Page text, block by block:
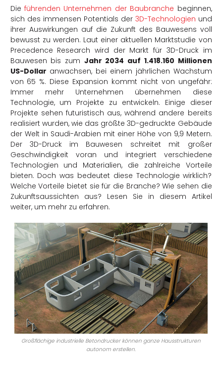
Die führenden Unternehmen der Baubranche beginnen,
sich des immensen Potentials der 3D-Technologien und
ihrer Auswirkungen auf die Zukunft des Bauwesens voll
bewusst zu werden. Laut einer aktuellen Marktstudie von
Precedence Research wird der Markt für 3D-Druck im
Bauwesen bis zum Jahr 2034 auf 1.418.160 Millionen
US-Dollar anwachsen, bei einem jährlichen Wachstum
von 65 %. Diese Expansion kommt nicht von ungefähr:
Immer mehr Unternehmen übernehmen diese
Technologie, um Projekte zu entwickeln. Einige dieser
Projekte sehen futuristisch aus, während andere bereits
realisiert wurden, wie das größte 3D-gedruckte Gebäude
der Welt in Saudi-Arabien mit einer Höhe von 9,9 Metern.
Der 3D-Druck im Bauwesen schreitet mit großer
Geschwindigkeit voran und integriert verschiedene
Technologien und Materialien, die zahlreiche Vorteile
bieten. Doch was bedeutet diese Technologie wirklich?
Welche Vorteile bietet sie für die Branche? Wie sehen die
Zukunftsaussichten aus? Lesen Sie in diesem Artikel
weiter, um mehr zu erfahren.
Großflächige industrielle Betondrucker können ganze Hausstrukturen
autonom erstellen.